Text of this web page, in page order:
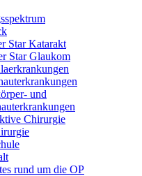
Star Katarakt
Star Glaukom
und
Chirurgie
rund um die OP